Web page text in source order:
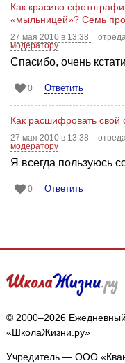
Как красиво
«мыльницей»? Семь
27 мая 2010 в 13:38
модератору
Спасибо, очень кстати
0 Ответить
Как расшифровать свой
27 мая 2010 в 13:38
модератору
Я всегда пользуюсь
0 Ответить
© 2000–2026
«ШколаЖизни.ру»
Учредитель — ООО